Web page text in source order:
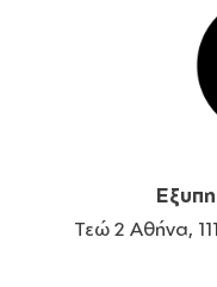
Τεώ 2 Αθήνα,